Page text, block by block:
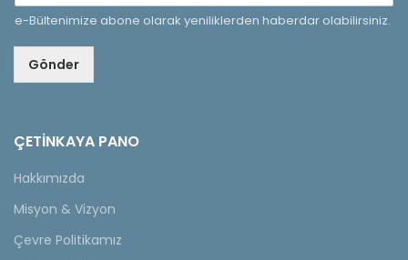
e-Bültenimize abone olarak yeniliklerden haberdar olabilirsiniz.
Gönder
ÇETINKAYA PANO
Hakkımızda
Misyon & Vizyon
Çevre Politikamız